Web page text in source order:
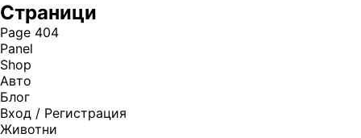
Страници
Page 404
Panel
Shop
Авто
Блог
Вход / Регистрация
Животни